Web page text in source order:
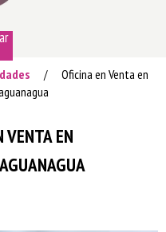
/
Oficina en Venta en
EN